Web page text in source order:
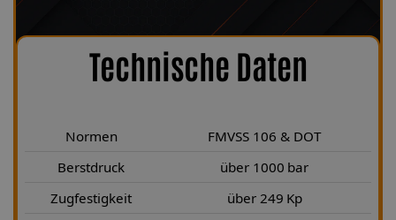
Technische Daten
Normen
FMVSS 106 & DOT
Berstdruck
über 1000 bar
Zugfestigkeit
über 249 Kp